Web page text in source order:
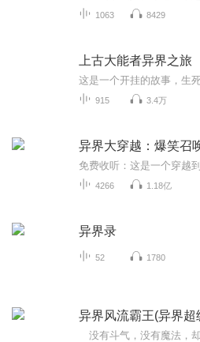
1063 8429
上古大能者异界之旅
这是一个开挂的故事，生
915 3.4万
异界大穿越：爆笑召
4266 1.18亿
异界录
52 1780
异界风流霸王(异界超